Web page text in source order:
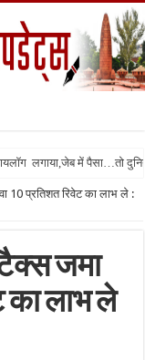
लगाया,जेब में पैसा…तो
10 प्रतिशत रिवेट का लाभ ले :
टैक्स जमा
का लाभ ले